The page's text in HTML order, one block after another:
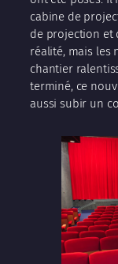
cabine de
de projection et
réalité, mais les
chantier
terminé, ce
aussi subir un